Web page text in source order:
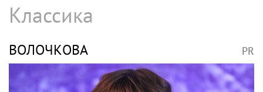
Классика
ВОЛОЧКОВА PR